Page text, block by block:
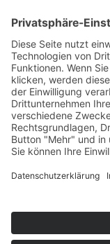
Geschäftsmodelle
›
befristet
›Wasserstoff-
konkrete Schritte
›Solaranlage
LichtBlick
Jetzt an der
Wir möchten
kostenlose
umgehend nach